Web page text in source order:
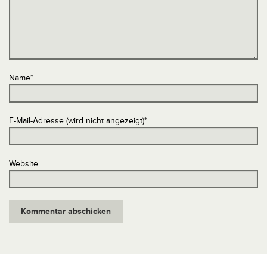
Name*
E-Mail-Adresse (wird nicht angezeigt)*
Website